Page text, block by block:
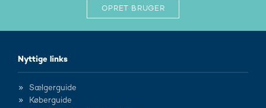
OPRET BRUGER
Nyttige links
Sælgerguide
Køberguide